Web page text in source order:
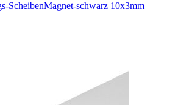
ScheibenMagnet-schwarz 10x3mm